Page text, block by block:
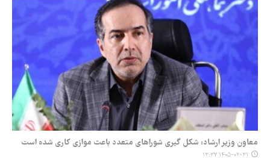
معاون وزیر ارشاد: شکل گیری شوراهای متعدد باعث موازی کاری شده است
۱۴۰۵-۰۲-۳۱ ۱۳:۳۷